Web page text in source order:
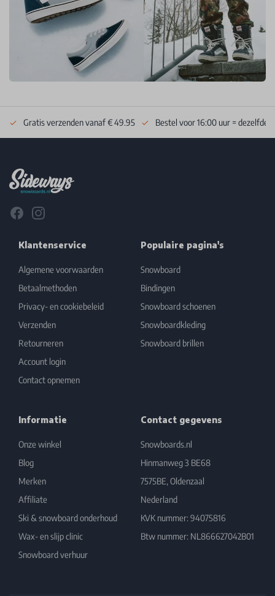
Gratis verzenden vanaf € 49.95 Bestel voor 16:00 uur = dezelfde
FacebookInstagram
Klantenservice
Algemene voorwaarden
Betaalmethoden
Privacy- en cookiebeleid
Verzenden
Retourneren
Account login
Contact opnemen
Populaire pagina's
Snowboard
Bindingen
Snowboard schoenen
Snowboardkleding
Snowboard brillen
Informatie
Onze winkel
Blog
Merken
Affiliate
Ski & snowboard onderhoud
Wax- en slijp clinic
Snowboard verhuur
Contact gegevens
Snowboards.nl
Hinmanweg 3 BE68
7575BE, Oldenzaal
Nederland
KVK nummer: 94075816
Btw nummer: NL866627042B01